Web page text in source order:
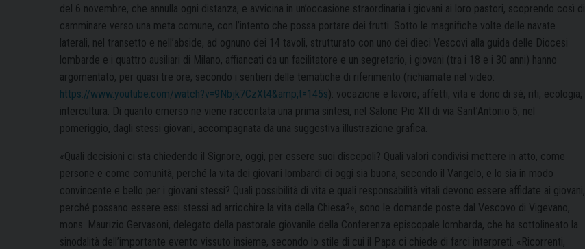
del 6 novembre, che annulla ogni distanza, e avvicina in un’occasione straordinaria i giovani ai loro pastori, scoprendo così di
camminare verso una meta comune, con l’intento che possa portare dei frutti. Sotto le magnifiche volte delle navate
laterali, nel transetto e nell’abside, ad ognuno dei 14 tavoli, strutturato con uno dei dieci Vescovi alla guida delle Diocesi
lombarde e i quattro ausiliari di Milano, affiancati da un facilitatore e un segretario, i giovani (tra i 18 e i 30 anni) hanno
argomentato, per quasi tre ore, secondo i sentieri delle tematiche di riferimento (richiamate nel video:
https://www.youtube.com/watch?v=9Nbjk7CzXt4&amp;t=145s): vocazione e lavoro; affetti, vita e dono di sé; riti; ecologia;
intercultura. Di quanto emerso ne viene raccontata una prima sintesi, nel Salone Pio XII di via Sant’Antonio 5, nel
pomeriggio, dagli stessi giovani, accompagnata da una suggestiva illustrazione grafica.
«Quali decisioni ci sta chiedendo il Signore, oggi, per essere suoi discepoli? Quali valori condivisi mettere in atto, come
persone e come comunità, perché la vita dei giovani lombardi di oggi sia buona, secondo il Vangelo, e lo sia in modo
convincente e bello per i giovani stessi? Quali possibilità di vita e quali responsabilità vitali devono essere affidate ai giovani,
perché possano essere essi stessi ad arricchire la vita della Chiesa?», sono le domande poste dal Vescovo di Vigevano,
mons. Maurizio Gervasoni, delegato della pastorale giovanile della Conferenza episcopale lombarda, che ha sottolineato la
sinodalità dell’importante evento vissuto insieme, secondo lo stile di cui il Papa ci chiede di farci interpreti. «Ricorrenti,